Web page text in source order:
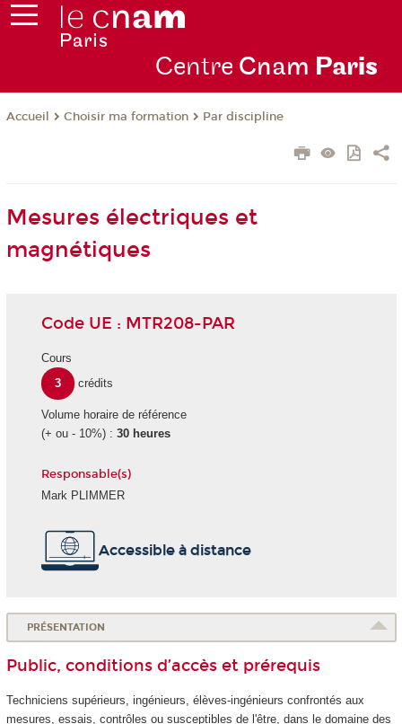
Centre Cnam Paris
Accueil Choisir ma formation Par discipline
Mesures électriques et
magnétiques
Code UE : MTR208-PAR
Cours
3
crédits
Volume horaire de référence
(+ ou - 10%) : 30 heures
Responsable(s)
Mark PLIMMER
Accessible à distance
PRÉSENTATION
Public, conditions d’accès et prérequis
Techniciens supérieurs, ingénieurs, élèves-ingénieurs confrontés aux
mesures, essais, contrôles ou susceptibles de l'être, dans le domaine des